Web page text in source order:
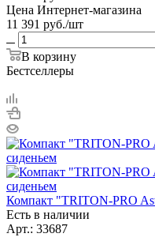
Цена Интернет-магазина
11 391 руб./шт
В корзину
Бестселлеры
Компакт "TRITON-PRO
Есть в наличии
Арт.: 33687